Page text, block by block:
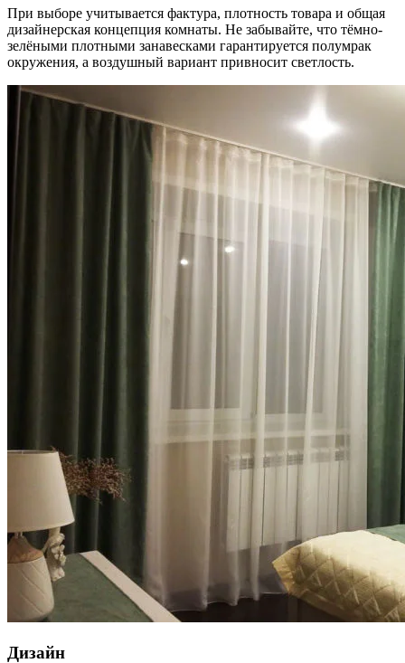
При выборе учитывается фактура, плотность товара и общая
дизайнерская концепция комнаты. Не забывайте, что тёмно-
зелёными плотными занавесками гарантируется полумрак
окружения, а воздушный вариант привносит светлость.
Дизайн